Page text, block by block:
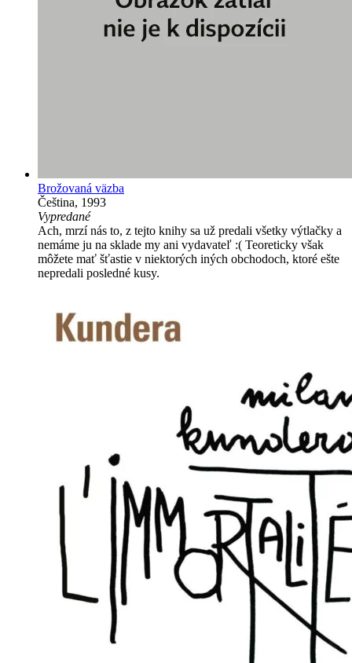
Brožovaná väzba
Čeština, 1993
Vypredané
Ach, mrzí nás to, z tejto knihy sa už predali všetky výtlačky a
nemáme ju na sklade my ani vydavateľ :( Teoreticky však
môžete mať šťastie v niektorých iných obchodoch, ktoré ešte
nepredali posledné kusy.